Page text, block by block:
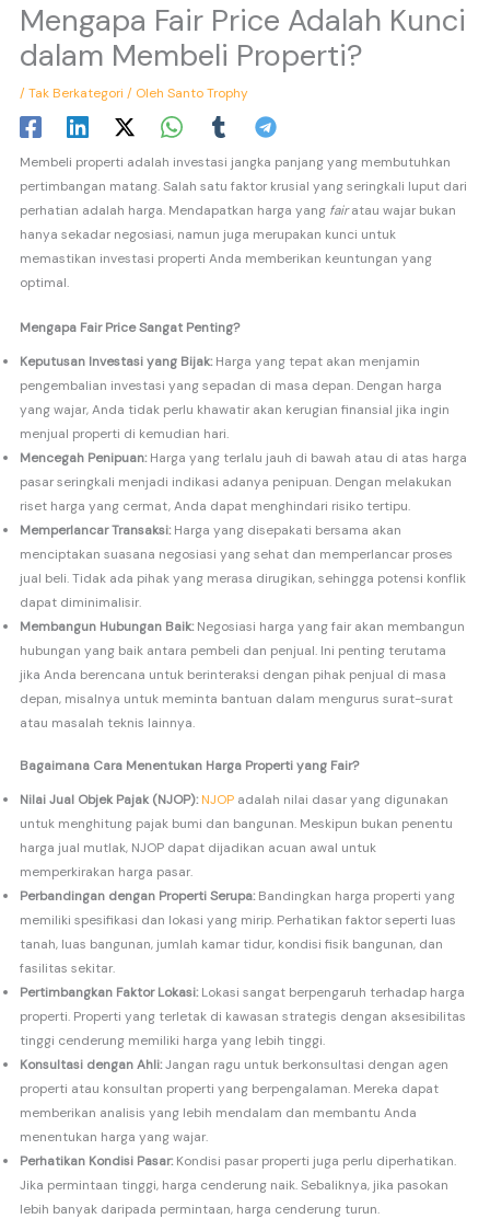
Mengapa Fair Price Adalah Kunci
dalam Membeli Properti?
/Tak Berkategori / OlehSanto Trophy
Membeli properti adalah investasi jangka panjang yang membutuhkan
pertimbangan matang. Salah satu faktor krusial yang seringkali luput dari
perhatian adalah harga. Mendapatkan harga yang fairatau wajar bukan
hanya sekadar negosiasi, namun juga merupakan kunci untuk
memastikan investasi properti Anda memberikan keuntungan yang
optimal.
Mengapa Fair Price Sangat Penting?
Keputusan Investasi yang Bijak:Harga yang tepat akan menjamin
pengembalian investasi yang sepadan di masa depan. Dengan harga
yang wajar, Anda tidak perlu khawatir akan kerugian finansial jika ingin
menjual properti di kemudian hari.
Mencegah Penipuan:Harga yang terlalu jauh di bawah atau di atas harga
pasar seringkali menjadi indikasi adanya penipuan. Dengan melakukan
riset harga yang cermat, Anda dapat menghindari risiko tertipu.
Memperlancar Transaksi:Harga yang disepakati bersama akan
menciptakan suasana negosiasi yang sehat dan memperlancar proses
jual beli. Tidak ada pihak yang merasa dirugikan, sehingga potensi konflik
dapat diminimalisir.
Membangun Hubungan Baik:Negosiasi harga yang fair akan membangun
hubungan yang baik antara pembeli dan penjual. Ini penting terutama
jika Anda berencana untuk berinteraksi dengan pihak penjual di masa
depan, misalnya untuk meminta bantuan dalam mengurus surat-surat
atau masalah teknis lainnya.
Bagaimana Cara Menentukan Harga Properti yang Fair?
Nilai Jual Objek Pajak (NJOP): NJOP adalah nilai dasar yang digunakan
untuk menghitung pajak bumi dan bangunan. Meskipun bukan penentu
harga jual mutlak, NJOP dapat dijadikan acuan awal untuk
memperkirakan harga pasar.
Perbandingan dengan Properti Serupa:Bandingkan harga properti yang
memiliki spesifikasi dan lokasi yang mirip. Perhatikan faktor seperti luas
tanah, luas bangunan, jumlah kamar tidur, kondisi fisik bangunan, dan
fasilitas sekitar.
Pertimbangkan Faktor Lokasi:Lokasi sangat berpengaruh terhadap harga
properti. Properti yang terletak di kawasan strategis dengan aksesibilitas
tinggi cenderung memiliki harga yang lebih tinggi.
Konsultasi dengan Ahli:Jangan ragu untuk berkonsultasi dengan agen
properti atau konsultan properti yang berpengalaman. Mereka dapat
memberikan analisis yang lebih mendalam dan membantu Anda
menentukan harga yang wajar.
Perhatikan Kondisi Pasar:Kondisi pasar properti juga perlu diperhatikan.
Jika permintaan tinggi, harga cenderung naik. Sebaliknya, jika pasokan
lebih banyak daripada permintaan, harga cenderung turun.